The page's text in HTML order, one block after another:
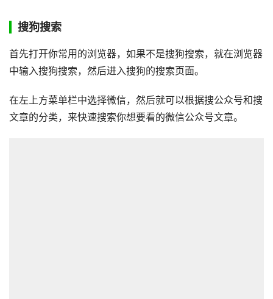
搜狗搜索
首先打开你常用的浏览器，如果不是搜狗搜索，就在浏览器
中输入搜狗搜索，然后进入搜狗的搜索页面。
在左上方菜单栏中选择微信，然后就可以根据搜公众号和搜
文章的分类，来快速搜索你想要看的微信公众号文章。